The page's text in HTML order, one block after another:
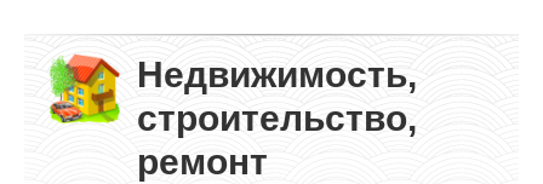
Недвижимость,
строительство,
ремонт